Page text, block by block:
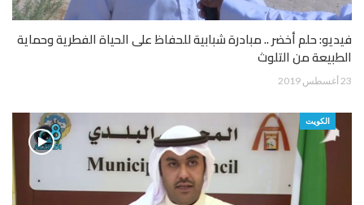
فيديو: حلم أخضر .. مبادرة شبابية للحفاظ على الحياة الفطرية وحماية
الطبيعة من التلوث
23 أغسطس 2019
الكويت